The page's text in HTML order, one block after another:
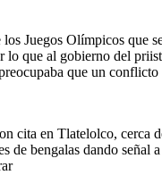
los Juegos Olímpicos que
lo que al gobierno del
que un conflicto
cita en Tlatelolco, cerca
de bengalas dando señal